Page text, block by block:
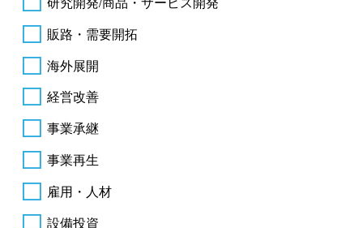
販路・需要開拓
海外展開
経営改善
事業承継
事業再生
雇用・人材
設備投資